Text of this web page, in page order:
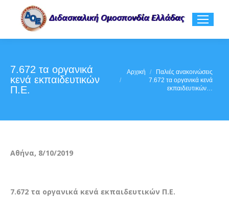
7.672 τα οργανικά
κενά εκπαιδευτικών
Π.Ε.
You are here:
Αρχική
Παλιές ανακοινώσεις
7.672 τα οργανικά κενά
εκπαιδευτικών…
Αθήνα, 8/10/2019
7.672 τα οργανικά κενά εκπαιδευτικών Π.Ε.